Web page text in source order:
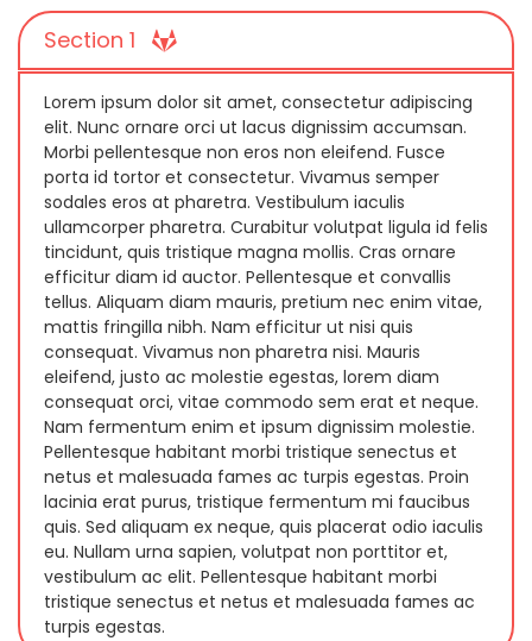
Section 1
Lorem ipsum dolor sit amet, consectetur adipiscing
elit. Nunc ornare orci ut lacus dignissim accumsan.
Morbi pellentesque non eros non eleifend. Fusce
porta id tortor et consectetur. Vivamus semper
sodales eros at pharetra. Vestibulum iaculis
ullamcorper pharetra. Curabitur volutpat ligula id felis
tincidunt, quis tristique magna mollis. Cras ornare
efficitur diam id auctor. Pellentesque et convallis
tellus. Aliquam diam mauris, pretium nec enim vitae,
mattis fringilla nibh. Nam efficitur ut nisi quis
consequat. Vivamus non pharetra nisi. Mauris
eleifend, justo ac molestie egestas, lorem diam
consequat orci, vitae commodo sem erat et neque.
Nam fermentum enim et ipsum dignissim molestie.
Pellentesque habitant morbi tristique senectus et
netus et malesuada fames ac turpis egestas. Proin
lacinia erat purus, tristique fermentum mi faucibus
quis. Sed aliquam ex neque, quis placerat odio iaculis
eu. Nullam urna sapien, volutpat non porttitor et,
vestibulum ac elit. Pellentesque habitant morbi
tristique senectus et netus et malesuada fames ac
turpis egestas.